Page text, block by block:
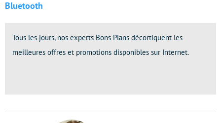
Bluetooth
Tous les jours, nos experts Bons Plans décortiquent les
meilleures offres et promotions disponibles sur Internet.